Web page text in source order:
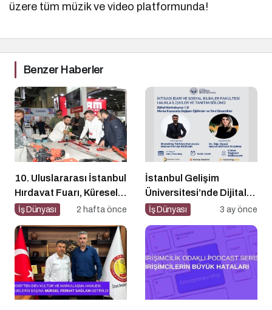
üzere tüm müzik ve video platformunda!
Benzer Haberler
10. Uluslararası İstanbul
Hırdavat Fuarı, Küresel
Ticaretin Yeni Merkezi
İş Dünyası 2 hafta önce
İstanbul Gelişim
Üniversitesi’nde Dijital
Markalaşma 1.0 Etkinliği
İş Dünyası 3 ay önce